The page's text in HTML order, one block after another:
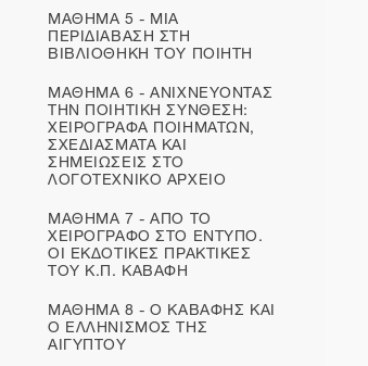
ΜΑΘΗΜΑ 5 - ΜΙΑ
ΠΕΡΙΔΙΑΒΑΣΗ ΣΤΗ
ΒΙΒΛΙΟΘΗΚΗ ΤΟΥ ΠΟΙΗΤΗ
ΜΑΘΗΜΑ 6 - ΑΝΙΧΝΕΥΟΝΤΑΣ
ΤΗΝ ΠΟΙΗΤΙΚΗ ΣΥΝΘΕΣΗ:
ΧΕΙΡΟΓΡΑΦΑ ΠΟΙΗΜΑΤΩΝ,
ΣΧΕΔΙΑΣΜΑΤΑ ΚΑΙ
ΣΗΜΕΙΩΣΕΙΣ ΣΤΟ
ΛΟΓΟΤΕΧΝΙΚΟ ΑΡΧΕΙΟ
ΜΑΘΗΜΑ 7 - ΑΠΟ ΤΟ
ΧΕΙΡΟΓΡΑΦΟ ΣΤΟ ΕΝΤΥΠΟ.
ΟΙ ΕΚΔΟΤΙΚΕΣ ΠΡΑΚΤΙΚΕΣ
ΤΟΥ Κ.Π. ΚΑΒΑΦΗ
ΜΑΘΗΜΑ 8 - Ο ΚΑΒΑΦΗΣ ΚΑΙ
Ο ΕΛΛΗΝΙΣΜΟΣ ΤΗΣ
ΑΙΓΥΠΤΟΥ